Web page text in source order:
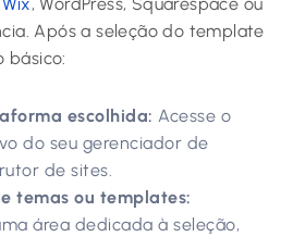
Wix, WordPress, Squarespace ou
Após a seleção do template
básico:
escolhida: Acesse o
do seu gerenciador de
de sites.
temas ou templates:
área dedicada à seleção,